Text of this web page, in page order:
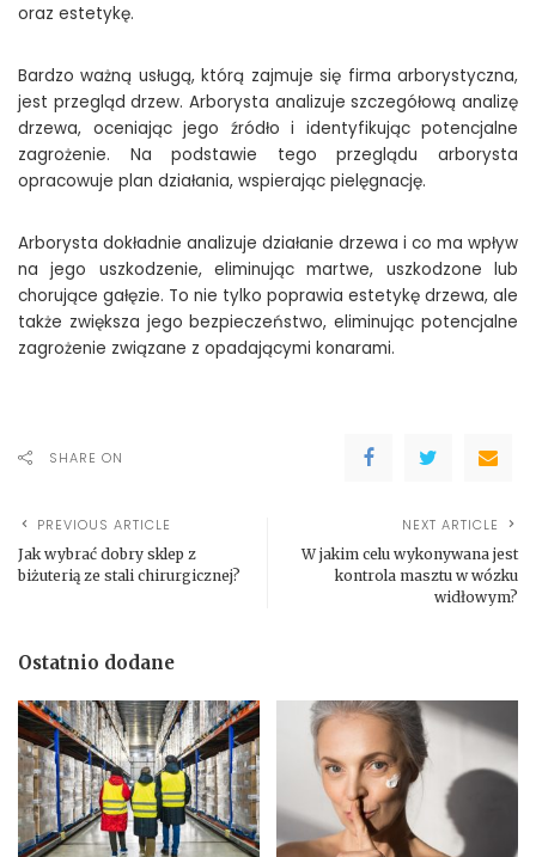
oraz estetykę.
Bardzo ważną usługą, którą zajmuje się firma arborystyczna,
jest przegląd drzew. Arborysta analizuje szczegółową analizę
drzewa, oceniając jego źródło i identyfikując potencjalne
zagrożenie. Na podstawie tego przeglądu arborysta
opracowuje plan działania, wspierając pielęgnację.
Arborysta dokładnie analizuje działanie drzewa i co ma wpływ
na jego uszkodzenie, eliminując martwe, uszkodzone lub
chorujące gałęzie. To nie tylko poprawia estetykę drzewa, ale
także zwiększa jego bezpieczeństwo, eliminując potencjalne
zagrożenie związane z opadającymi konarami.
SHARE ON
PREVIOUS ARTICLE
Jak wybrać dobry sklep z
biżuterią ze stali chirurgicznej?
NEXT ARTICLE
W jakim celu wykonywana jest
kontrola masztu w wózku
widłowym?
Ostatnio dodane